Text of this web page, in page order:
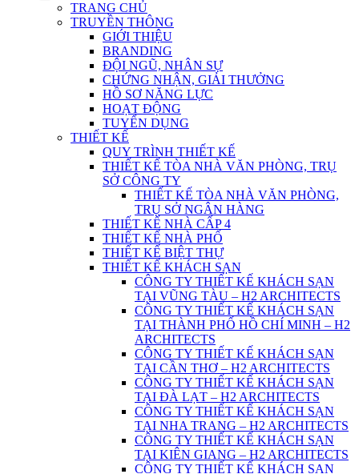
TRANG CHỦ
TRUYỀN THÔNG
GIỚI THIỆU
BRANDING
ĐỘI NGŨ, NHÂN SỰ
CHỨNG NHẬN, GIẢI THƯỞNG
HỒ SƠ NĂNG LỰC
HOẠT ĐỘNG
TUYỂN DỤNG
THIẾT KẾ
QUY TRÌNH THIẾT KẾ
THIẾT KẾ TÒA NHÀ VĂN PHÒNG, TRỤ
SỞ CÔNG TY
THIẾT KẾ TÒA NHÀ VĂN PHÒNG,
TRỤ SỞ NGÂN HÀNG
THIẾT KẾ NHÀ CẤP 4
THIẾT KẾ NHÀ PHỐ
THIẾT KẾ BIỆT THỰ
THIẾT KẾ KHÁCH SẠN
CÔNG TY THIẾT KẾ KHÁCH SẠN
TẠI VŨNG TÀU – H2 ARCHITECTS
CÔNG TY THIẾT KẾ KHÁCH SẠN
TẠI THÀNH PHỐ HỒ CHÍ MINH – H2
ARCHITECTS
CÔNG TY THIẾT KẾ KHÁCH SẠN
TẠI CẦN THƠ – H2 ARCHITECTS
CÔNG TY THIẾT KẾ KHÁCH SẠN
TẠI ĐÀ LẠT – H2 ARCHITECTS
CÔNG TY THIẾT KẾ KHÁCH SẠN
TẠI NHA TRANG – H2 ARCHITECTS
CÔNG TY THIẾT KẾ KHÁCH SẠN
TẠI KIÊN GIANG – H2 ARCHITECTS
CÔNG TY THIẾT KẾ KHÁCH SẠN